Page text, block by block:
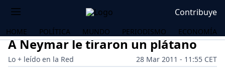
Contribuye
HOME POLÍTICA MUNDO PERIODISMO ECONOMÍA
A Neymar le tiraron un plátano
Lo + leído en la Red
28 Mar 2011 - 11:55 CET